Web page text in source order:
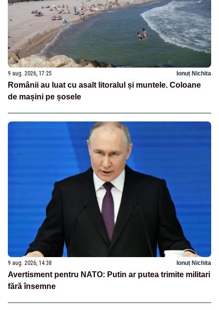
9 aug. 2026, 17:25 Ionuț Nichita
Românii au luat cu asalt litoralul și muntele. Coloane
de mașini pe șosele
9 aug. 2026, 14:38 Ionuț Nichita
Avertisment pentru NATO: Putin ar putea trimite militari
fără însemne